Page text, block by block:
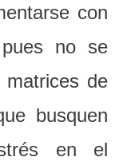
con
no se
matrices de
busquen
en el